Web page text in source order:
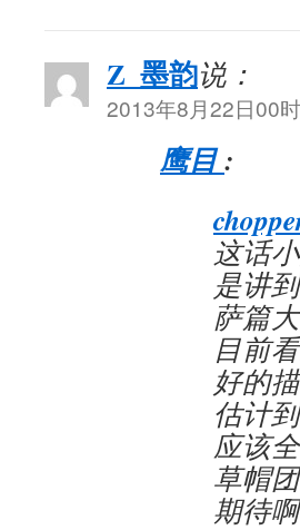
Z_墨韵说：
2013年8月22日00
鹰目:
这话
是讲
萨篇
目前
好的
估计
应该
草帽
期待